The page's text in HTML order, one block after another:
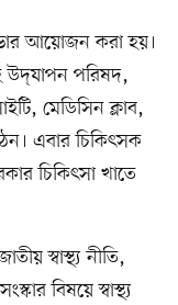
আয়োজন করা হয়।
উদ্‌যাপন পরিষদ,
মেডিসিন ক্লাব,
এবার চিকিৎসক
চিকিৎসা খাতে
স্বাস্থ্য নীতি,
বিষয়ে স্বাস্থ্য